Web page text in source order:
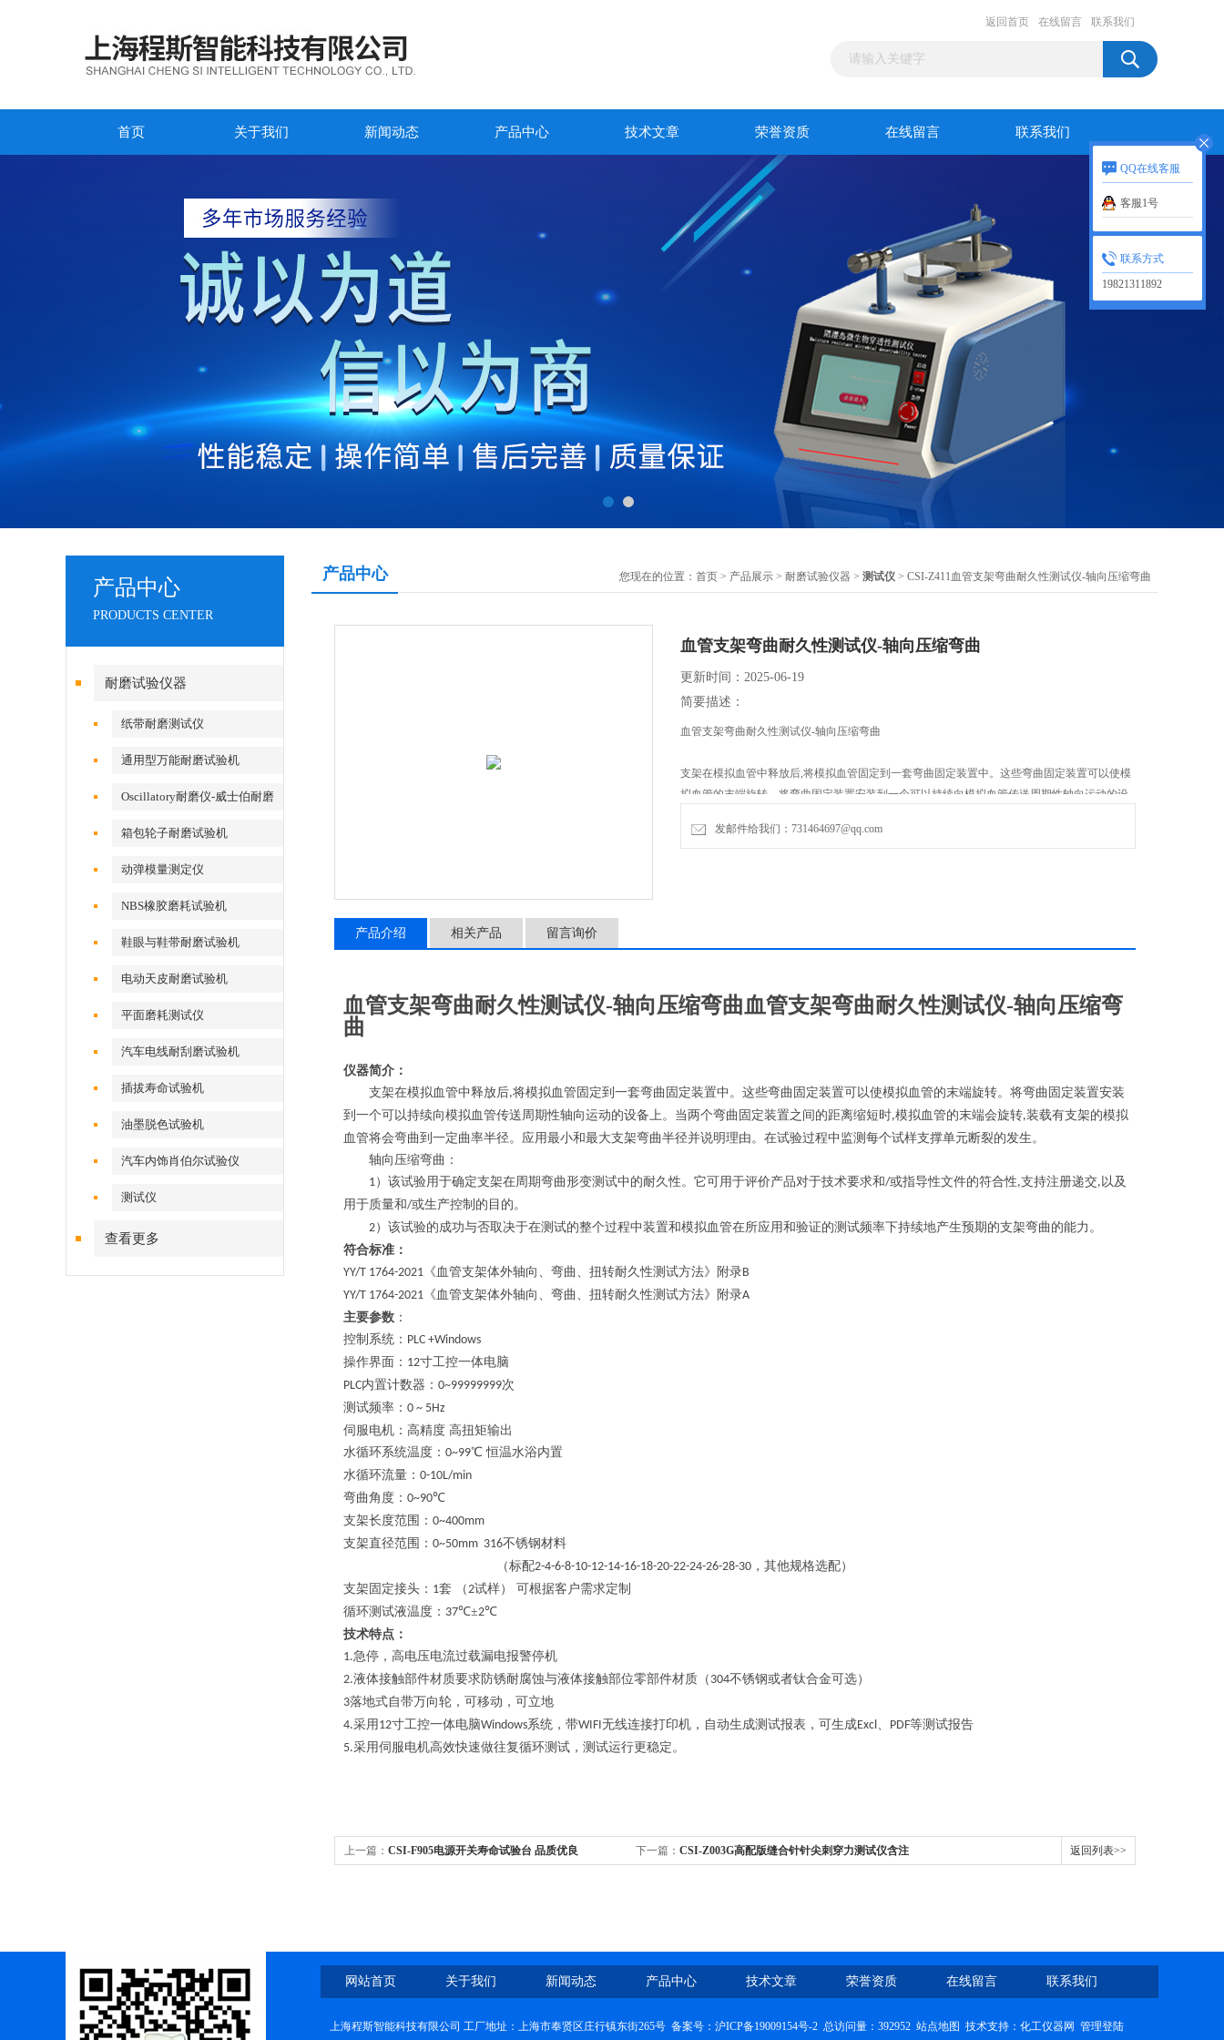
返回首页 在线留言 联系我们
首页 关于我们 新闻动态 产品中心 技术文章 荣誉资质 在线留言 联系我们
产品中心
PRODUCTS CENTER
耐磨试验仪器
纸带耐磨测试仪
通用型万能耐磨试验机
Oscillatory耐磨仪-威士伯耐磨
试验机
箱包轮子耐磨试验机
动弹模量测定仪
NBS橡胶磨耗试验机
鞋眼与鞋带耐磨试验机
电动天皮耐磨试验机
平面磨耗测试仪
汽车电线耐刮磨试验机
插拔寿命试验机
油墨脱色试验机
汽车内饰肖伯尔试验仪
测试仪
查看更多
产品中心 您现在的位置： 首页 > 产品展示 > 耐磨试验仪器 > 测试仪 > CSI-Z411血管支架弯曲耐久性测试仪-轴向压缩弯曲
血管支架弯曲耐久性测试仪-轴向压缩弯曲
更新时间：2025-06-19
简要描述：
血管支架弯曲耐久性测试仪-轴向压缩弯曲
支架在模拟血管中释放后,将模拟血管固定到一套弯曲固定装置中。这些弯曲固定装置可以使模
拟血管的末端旋转。将弯曲固定装置安装到一个可以持续向模拟血管传送周期性轴向运动的设
会弯曲到一定曲率半径。应用最小和最大支架弯曲半径并说明理由。在试验过程中监测每个试
发邮件给我们：731464697@qq.com
产品介绍 相关产品 留言询价
血管支架弯曲耐久性测试仪-轴向压缩弯曲血管支架弯曲耐久性测试仪-轴向压缩弯
曲
仪器简介：
支架在模拟血管中释放后,将模拟血管固定到一套弯曲固定装置中。这些弯曲固定装置可以使模拟血管的末端旋转。将弯曲固定装置安装
到一个可以持续向模拟血管传送周期性轴向运动的设备上。当两个弯曲固定装置之间的距离缩短时,模拟血管的末端会旋转,装载有支架的模拟
血管将会弯曲到一定曲率半径。应用最小和最大支架弯曲半径并说明理由。在试验过程中监测每个试样支撑单元断裂的发生。
轴向压缩弯曲 ：
1）该试验用于确定支架在周期弯曲形变测试中的耐久性。它可用于评价产品对于技术要求和/或指导性文件的符合性,支持注册递交, 以及
用于质量和/或生产控制的目的。
2）该试验的成功与否取决于在测试的整个过程中装置和模拟血管在所应用和验证的测试频率下持续地产生预期的支架弯曲的能力。
符合标准：
YY/T 1764-2021 《血管支架体外轴向、弯曲、扭转耐久性测试方法》附录B
YY/T 1764-2021 《血管支架体外轴向、弯曲、扭转耐久性测试方法》附录A
主要参数 ：
控制系统： PLC +Windows
操作界面： 12寸工控一体电脑
PLC内置计数器： 0~99999999次
测试频率： 0 ~ 5Hz
伺服电机：高精度 高扭矩输出
水循环系统温度： 0~99℃ 恒温水浴内置
水循环流量： 0-10L/min
弯曲角度： 0~90℃
支架长度范围： 0~400mm
支架直径范围 ： 0~50mm 316不锈钢材料
（标配2-4-6-8-10-12-14-16-18-20-22-24-26-28-30 ，其他规格选配）
支架固定接头： 1套 （2试样） 可根据客户需求定制
循环测试液温度： 37℃±2℃
技术特点：
1.急停，高电压电流过载漏电报警停机
2.液体接触部件材质要求防锈耐腐蚀与液体接触部位零部件材质（ 304不锈钢或者钛合金可选）
3落地式自带万向轮，可移动，可立地
4.采用 12寸工控一体电脑Windows系统，带WIFI无线连接打印机，自动生成测试报表，可生成Excl、 PDF等测试报告
5.采用伺服电机高效快速做往复循环测试，测试运行更稳定。
上一篇： CSI-F905电源开关寿命试验台 品质优良 下一篇： CSI-Z003G高配版缝合针针尖刺穿力测试仪含注 返回列表>>
网站首页 关于我们 新闻动态 产品中心 技术文章 荣誉资质 在线留言 联系我们
上海程斯智能科技有限公司 工厂地址：上海市奉贤区庄行镇东街265号 备案号： 沪ICP备19009154号-2 总访问量：392952 站点地图 技术支持： 化工仪器网 管理登陆
QQ在线客服
客服1号
联系方式
19821311892